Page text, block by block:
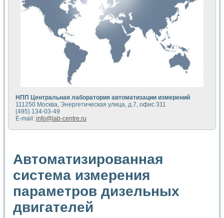
Использование LabVIEW для управления источником
Устройство для снятия вольт-амперных характеристик
Передовые научные технологии: нано-, фемто-,
Автоматизированная установка по измерению временных
Автоматизированный лабораторный комплекс на базе
Визуализация моделирования и оптимизации тепловой
Виртуальный прибор для исследования функциональных
Исследование возможности создания экономичного
Исследование кинетики движения макрочастиц в
Метод прогнозирования свойств дисперсных продуктов
Недорогая система управления сверхпроводящим
Применение технологий NI в курсе экспериментальной
Расчет переноса аэрозоля и выпадения осадка в
Применение NI VISION для геометрического анализа в
Система температурной стабилизации
Управление движением с помощью программно -
Определение параметров всплывающих газовых
Система управления асинхронным тиристорным
Лазерный профилометр
НПП Центральная лаборатория автоматизации измерений
111250 Москва, Энергетическая улица, д.7, офис 311
(495) 134-03-49
E-mail: info@lab-centre.ru
Автоматизированная
система измерения
параметров дизельных
двигателей